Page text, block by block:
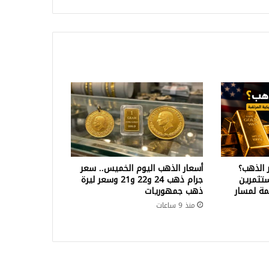
الذهب؟
لمسار
أسعار الذهب اليوم الخميس.. سعر
جرام ذهب 24 و22 و21 وسعر ليرة
ذهب جمهوريات
منذ 9 ساعات